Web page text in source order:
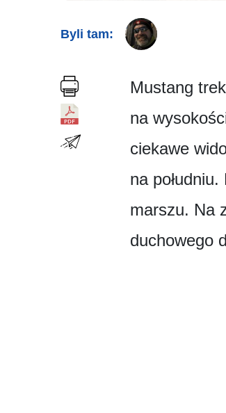
Byli tam:
Mustang
na
ciekawe
na
marszu. Na
duchowego